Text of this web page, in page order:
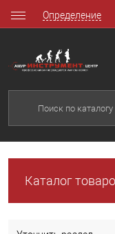
Определение
Каталог